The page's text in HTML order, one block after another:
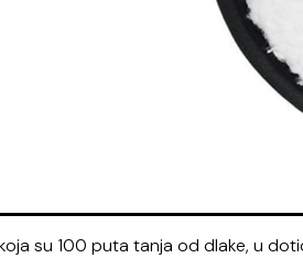
su 100 puta tanja od dlake, u